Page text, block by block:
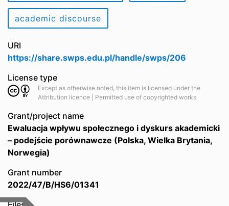
academic discourse
URI
https://share.swps.edu.pl/handle/swps/206
License type
Except as otherwise noted, this item is licensed under the
Attribution licence | Permitted use of copyrighted works
Grant/project name
Ewaluacja wpływu społecznego i dyskurs akademicki
– podejście porównawcze (Polska, Wielka Brytania,
Norwegia)
Grant number
2022/47/B/HS6/01341